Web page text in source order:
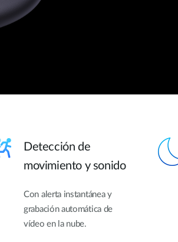
Detección de
movimiento y sonido
Con alerta instantánea y
grabación automática de
vídeo en la nube.